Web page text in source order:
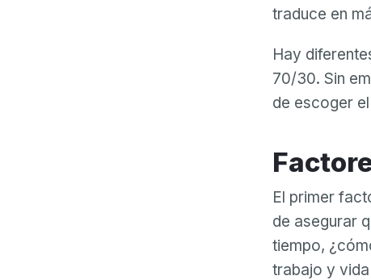
traduce en
Hay
70/30. Sin
de escoger
El primer
de asegurar
tiempo,
trabajo y
o